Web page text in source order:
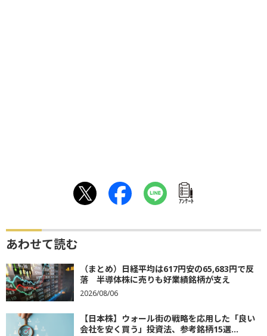
ｱﾝｹｰﾄ
あわせて読む
（まとめ）日経平均は617円安の65,683円で反
落 半導体株に売りも好業績銘柄が支え
2026/08/06
【日本株】ウォール街の戦略を応用した「良い
会社を安く買う」投資法、参考銘柄15選...